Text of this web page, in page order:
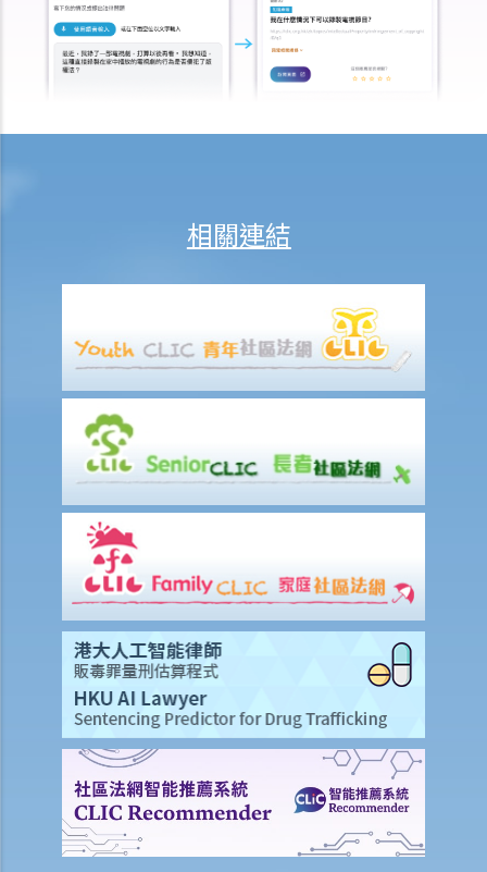
1. 甚麼是文件透露？
2. 甚麼是交換證人陳述書？
3. 有甚麼關於專家證人的事項需要注意？我應否傳召他們為我作證？
5. 關於民事訴訟之進行過程，有甚麼其他一般事項我應注意？
C. 庭外和解
D. 問與答
1. 作為經算定的金錢申索申索的被告人，如果我承認原告人之部分申
索，（1）在狀書期階段以表格16承認部分申索（根據第13A號命令）和
(2) 以表格 23（根據第22號命令）向原告人提出以部分金額作為附帶條
款付款的提議，兩者有甚麼區別？
2. 如果被告人想在狀書期階段（在收到令狀和申索陳述書後）向原告人
作出附帶條款付款，被告人是否仍需要填寫表格 16 或 16C 作承認提議
的款額？
在案件進行審訊前，訴訟各方可向法庭提出甚麼申請？
1. 怎樣去提出非正審申請？
1. 如果訴訟一方認為對方持有的部分證據是虛假的（例如在有關土地的
審訊中的一張虛假租約），應否提出非正審申請？
2. 有甚麼例子在非正審程序中可能被法庭視為濫用程序？展開此類程序
的後果是甚麼？
2. 如何擬備宗教式誓章或非宗教式誓詞？
3. 訴訟人需要為聆訊準備哪些文件？
相關連結